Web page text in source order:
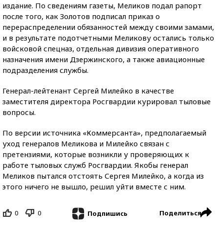
издание. По сведениям газеты, Меликов подал рапорт
после того, как Золотов подписал приказ о
перераспределении обязанностей между своими замами,
и в результате подотчетными Меликову остались только
войсковой спецназ, отдельная дивизия оперативного
назначения имени Дзержинского, а также авиационные
подразделения службы.
Генерал-лейтенант Сергей Милейко в качестве
заместителя директора Росгвардии курировал тыловые
вопросы.
По версии источника «Коммерсанта», предполагаемый
уход генералов Меликова и Милейко связан с
претензиями, которые возникли у проверяющих к
работе тыловых служб Росгвардии. Якобы генерал
Меликов пытался отстоять Сергея Милейко, а когда из
этого ничего не вышло, решил уйти вместе с ним.
0 0 Подпишись Поделиться